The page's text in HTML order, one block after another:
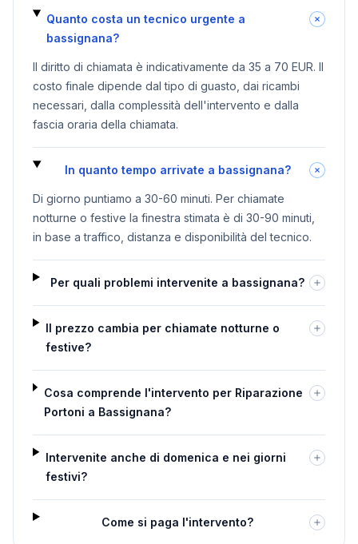
Quanto costa un tecnico urgente a
bassignana?
Il diritto di chiamata è indicativamente da 35 a 70 EUR. Il
costo finale dipende dal tipo di guasto, dai ricambi
necessari, dalla complessità dell'intervento e dalla
fascia oraria della chiamata.
In quanto tempo arrivate a bassignana?
Di giorno puntiamo a 30-60 minuti. Per chiamate
notturne o festive la finestra stimata è di 30-90 minuti,
in base a traffico, distanza e disponibilità del tecnico.
Per quali problemi intervenite a bassignana?
Il prezzo cambia per chiamate notturne o
festive?
Cosa comprende l'intervento per Riparazione
Portoni a Bassignana?
Intervenite anche di domenica e nei giorni
festivi?
Come si paga l'intervento?